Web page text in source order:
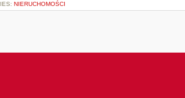
NIERUCHOMOŚCI